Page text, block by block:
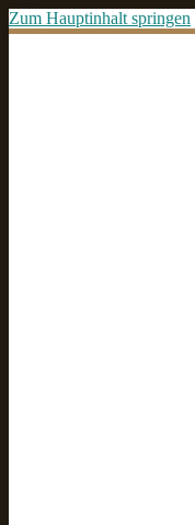
Zum Hauptinhalt springen